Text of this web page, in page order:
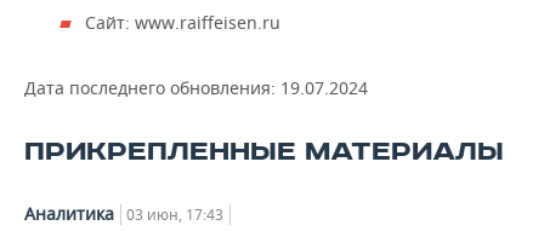
ВОДНЫЕ ВИДЫ СПОРТА
ХОККЕЙ С МЯЧОМ
ОБРАЗОВАНИЕ
ПРОИСШЕСТВИЯ
Сайт: www.raiffeisen.ru
Дата последнего обновления: 19.07.2024
ПРИКРЕПЛЕННЫЕ МАТЕРИАЛЫ
Аналитика 03 июн, 17:43